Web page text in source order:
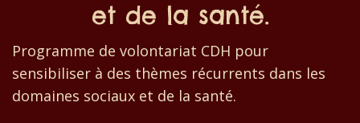
et de la santé.
Programme de volontariat CDH pour
sensibiliser à des thèmes récurrents dans les
domaines sociaux et de la santé.